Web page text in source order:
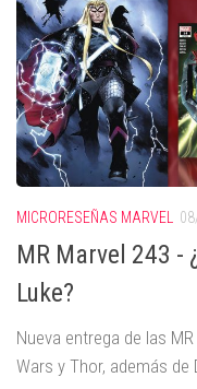
MICRORESEÑAS MARVEL
MR Marvel 243 -
Luke?
Nueva entrega de las
Wars y Thor, además de